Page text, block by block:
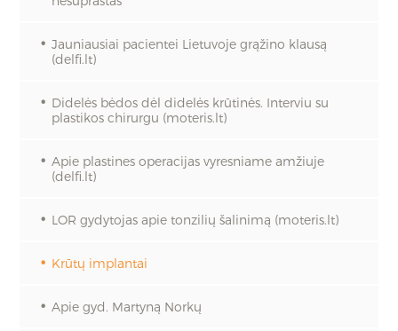
Jauniausiai pacientei Lietuvoje grąžino klausą
(delfi.lt)
Didelės bėdos dėl didelės krūtinės. Interviu su
plastikos chirurgu (moteris.lt)
Apie plastines operacijas vyresniame amžiuje
(delfi.lt)
LOR gydytojas apie tonzilių šalinimą (moteris.lt)
Krūtų implantai
Apie gyd. Martyną Norkų